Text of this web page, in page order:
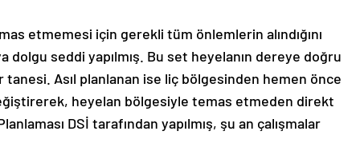
etmemesi için gerekli tüm önlemlerin alındığını
dolgu seddi yapılmış. Bu set heyelanın dereye doğru
Asıl planlanan ise liç bölgesinden hemen önce
heyelan bölgesiyle temas etmeden direkt
DSİ tarafından yapılmış, şu an çalışmalar